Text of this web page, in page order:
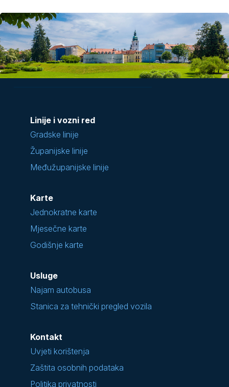
Linije i vozni red
Gradske linije
Županijske linije
Međužupanijske linije
Karte
Jednokratne karte
Mjesečne karte
Godišnje karte
Usluge
Najam autobusa
Stanica za tehnički pregled vozila
Kontakt
Uvjeti korištenja
Zaštita osobnih podataka
Politika privatnosti